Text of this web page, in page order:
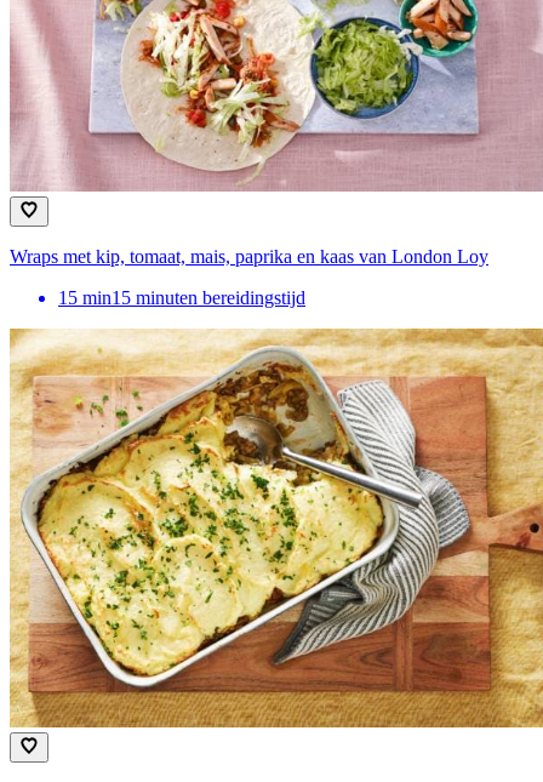
Wraps met kip, tomaat, mais, paprika en kaas van London Loy
15 min15 minuten bereidingstijd